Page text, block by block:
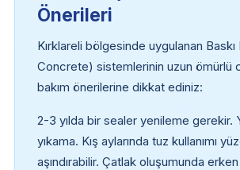
Önerileri
Kırklareli bölgesinde uygulanan
Concrete) sistemlerinin uzun ömürlü
bakım önerilerine dikkat ediniz:
2-3 yılda bir sealer yenileme gerekir.
yıkama. Kış aylarında tuz kullanımı
aşındırabilir. Çatlak oluşumunda